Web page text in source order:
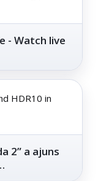
- Watch live
HDR10 in
2” a ajuns